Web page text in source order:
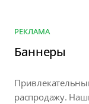
РЕКЛАМА
Баннеры
распродажу.